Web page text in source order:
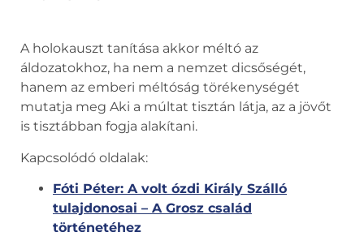
A holokauszt tanítása akkor méltó az
áldozatokhoz, ha nem a nemzet dicsőségét,
hanem az emberi méltóság törékenységét
mutatja meg Aki a múltat tisztán látja, az a jövőt
is tisztábban fogja alakítani.
Kapcsolódó oldalak:
Fóti Péter: A volt ózdi Király Szálló
tulajdonosai – A Grosz család
történetéhez